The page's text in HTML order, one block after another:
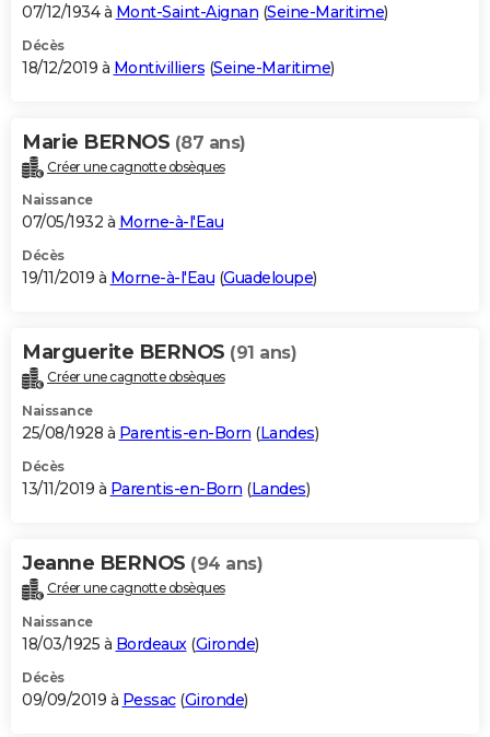
07/12/1934 à Mont-Saint-Aignan (Seine-Maritime)
Décès
18/12/2019 à Montivilliers (Seine-Maritime)
Marie BERNOS (87 ans)
Créer une cagnotte obsèques
Naissance
07/05/1932 à Morne-à-l'Eau
Décès
19/11/2019 à Morne-à-l'Eau (Guadeloupe)
Marguerite BERNOS (91 ans)
Créer une cagnotte obsèques
Naissance
25/08/1928 à Parentis-en-Born (Landes)
Décès
13/11/2019 à Parentis-en-Born (Landes)
Jeanne BERNOS (94 ans)
Créer une cagnotte obsèques
Naissance
18/03/1925 à Bordeaux(Gironde)
Décès
09/09/2019 à Pessac(Gironde)